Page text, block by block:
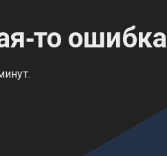
ошибка